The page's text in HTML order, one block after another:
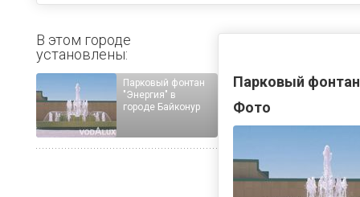
Парковый фонтан
Фото
В этом городе
установлены:
Парковый фонтан
"Энергия" в
городе Байконур